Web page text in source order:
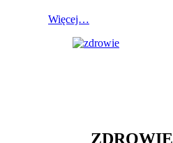
Więcej…
ZDROWIE